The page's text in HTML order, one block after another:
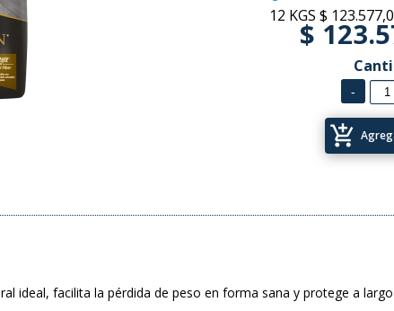
12 KGS $
$
add_shopping_cart
ideal, facilita la pérdida de peso en forma sana y protege a